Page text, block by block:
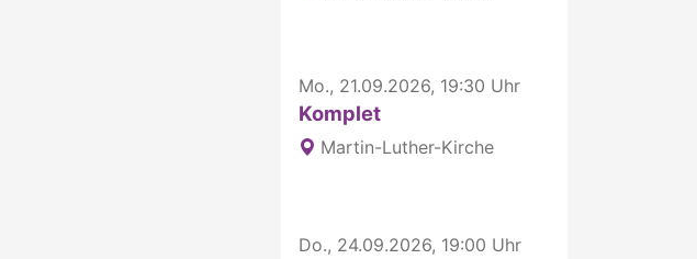
Mo., 21.09.2026, 19:30 Uhr
Komplet
Martin-Luther-Kirche
Do., 24.09.2026, 19:00 Uhr